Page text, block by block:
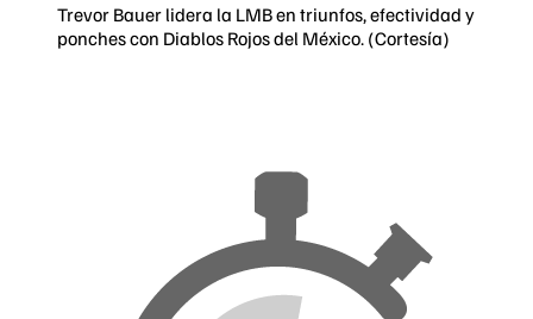
Trevor Bauer lidera la LMB en triunfos, efectividad y
ponches con Diablos Rojos del México. (Cortesía)